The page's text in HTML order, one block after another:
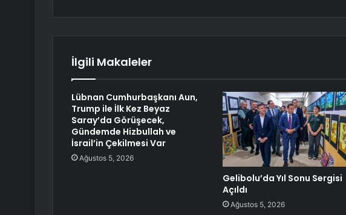
İlgili Makaleler
Lübnan Cumhurbaşkanı Aun,
Trump ile İlk Kez Beyaz
Saray’da Görüşecek,
Gündemde Hizbullah ve
İsrail’in Çekilmesi Var
Ağustos 5, 2026
Gelibolu’da Yıl Sonu Sergisi
Açıldı
Ağustos 5, 2026